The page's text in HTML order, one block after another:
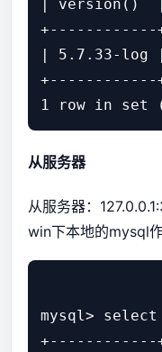
| version()  |
+------------
| 5.7.33-log |
+------------
从服务器
从服务器：
win下本地的mysql作
mysql>
+------------